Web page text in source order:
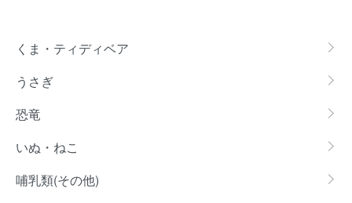
くま・ティディベア
うさぎ
恐竜
いぬ・ねこ
哺乳類(その他)